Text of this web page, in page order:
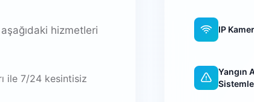
hizmetleri
ile 7/24 kesintisiz
IP
Yangın